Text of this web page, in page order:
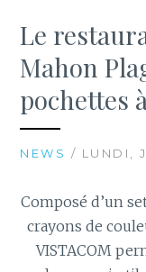
Le
Mahon
pochettes
NEWS / LUNDI,
Composé d’un
crayons de
VISTACOM